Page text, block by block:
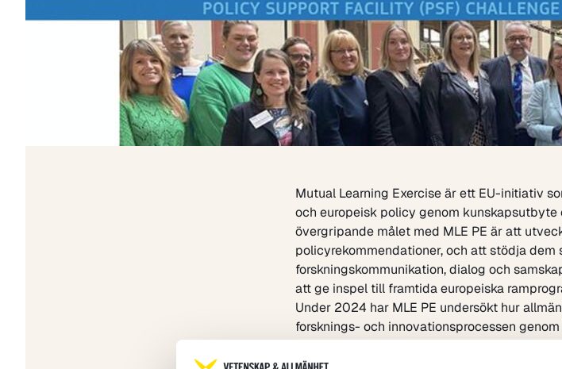
Mutual Learning Exerciseär ett EU-initiativ
och europeisk policy genom kunskapsutbyte
övergripande målet med MLE PE är att
policyrekommendationer, och att stödja dem
forskningskommunikation, dialog och
att ge inspel till framtida europeiska
Under 2024 har MLE PE undersökt hur
forsknings- och innovationsprocessen
samverkan på Europanivå.